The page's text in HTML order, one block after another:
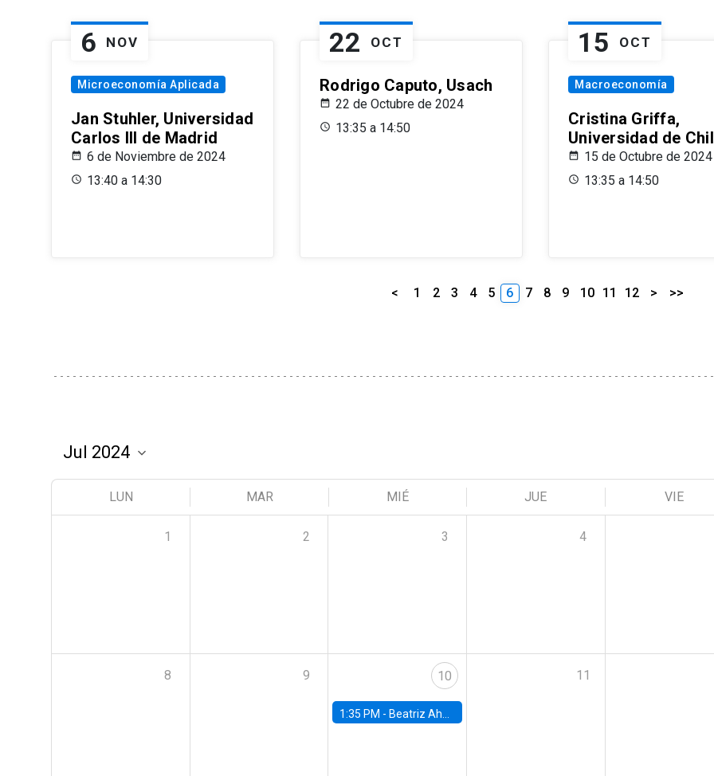
6 NOV
Microeconomía Aplicada
Jan Stuhler, Universidad
Carlos III de Madrid
6 de Noviembre de 2024
13:40 a 14:30
22 OCT
Rodrigo Caputo, Usach
22 de Octubre de 2024
13:35 a 14:50
15 OCT
Macroeconomía
Cristina Griffa,
Universidad de
15 de Octubre de 2024
13:35 a 14:50
< 1 2 3 4 5 6 7 8 9 10 11 12 > >>
LUN MAR MIÉ JUE VIE
1 2 3 4
8 9 10
1:35 PM - Beatriz Ahumada, PhD candidate, Universidad de Pittsburgh
11